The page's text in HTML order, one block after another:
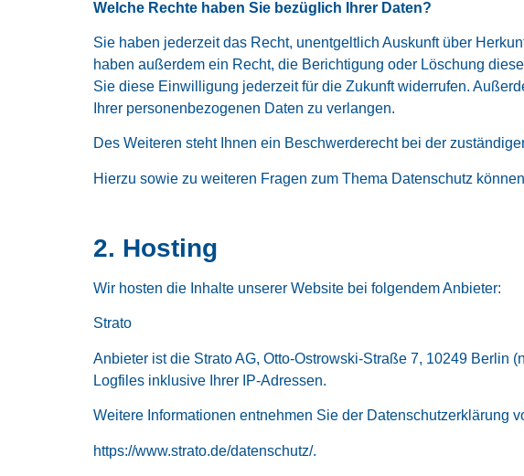
Welche Rechte haben Sie bezüglich Ihrer Daten?
Sie haben jederzeit das Recht, unentgeltlich Auskunft über
haben außerdem ein Recht, die Berichtigung oder Löschung
Sie diese Einwilligung jederzeit für die Zukunft widerrufen.
Ihrer personenbezogenen Daten zu verlangen.
Des Weiteren steht Ihnen ein Beschwerderecht bei der
Hierzu sowie zu weiteren Fragen zum Thema Datenschutz
2. Hosting
Wir hosten die Inhalte unserer Website bei folgendem Anbieter:
Strato
Anbieter ist die Strato AG, Otto-Ostrowski-Straße 7, 10249 Berlin
Logfiles inklusive Ihrer IP-Adressen.
Weitere Informationen entnehmen Sie der Datenschutzerklärung
https://www.strato.de/datenschutz/.